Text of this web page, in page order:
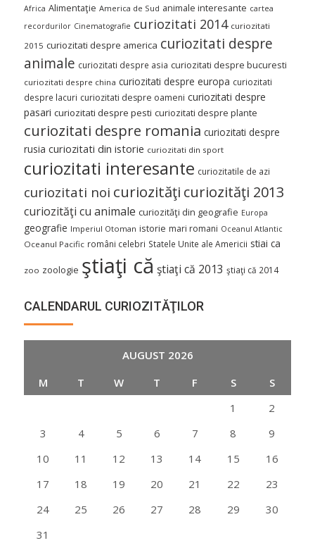
Africa Alimentaţie America de Sud animale interesante cartea
recordurilor Cinematografie curiozitati 2014 curiozitati
2015 curiozitati despre america curiozitati despre
animale curiozitati despre asia curiozitati despre bucuresti
curiozitati despre china curiozitati despre europa curiozitati
despre lacuri curiozitati despre oameni curiozitati despre
pasari curiozitati despre pesti curiozitati despre plante
curiozitati despre romania curiozitati despre
rusia curiozitati din istorie curiozitati din sport
curiozitati interesante curiozitatile de azi
curiozitati noi curiozităţi curiozităţi 2013
curiozităţi cu animale curiozităţi din geografie Europa
geografie Imperiul Otoman istorie mari romani Oceanul Atlantic
Oceanul Pacific români celebri Statele Unite ale Americii stiai ca
zoo zoologie ştiaţi că ştiaţi că 2013 ştiaţi că 2014
CALENDARUL CURIOZITĂŢILOR
AUGUST 2026
M
T W T F S
S
1
2
3
4 5 6 7 8
9
10
11 12 13 14 15
16
17
18 19 20 21 22
23
24
25 26 27 28 29
30
31